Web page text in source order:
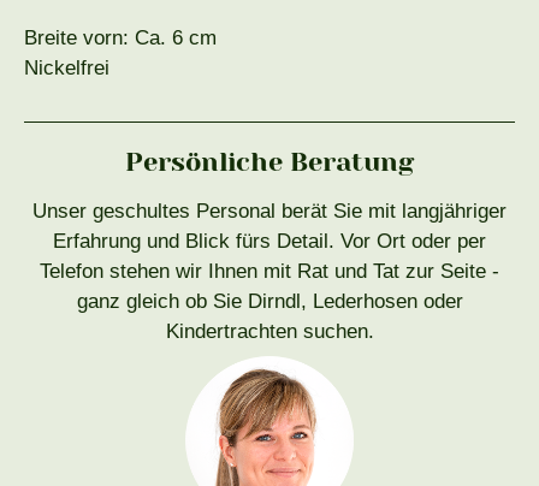
Breite vorn: Ca. 6 cm
Nickelfrei
Persönliche Beratung
Unser geschultes Personal berät Sie mit langjähriger
Erfahrung und Blick fürs Detail. Vor Ort oder per
Telefon stehen wir Ihnen mit Rat und Tat zur Seite -
ganz gleich ob Sie Dirndl, Lederhosen oder
Kindertrachten suchen.